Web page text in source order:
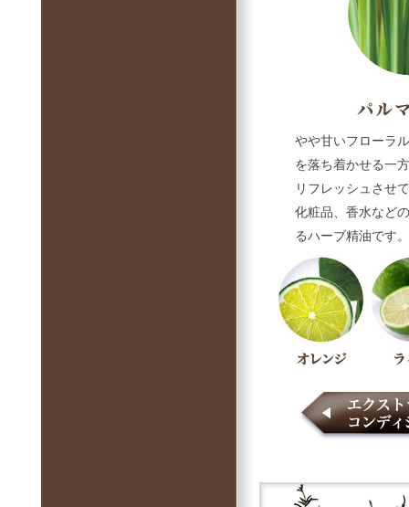
やや甘いフローラ
を落ち着かせる一
リフレッシュさせ
化粧品、香水など
るハーブ精油です。